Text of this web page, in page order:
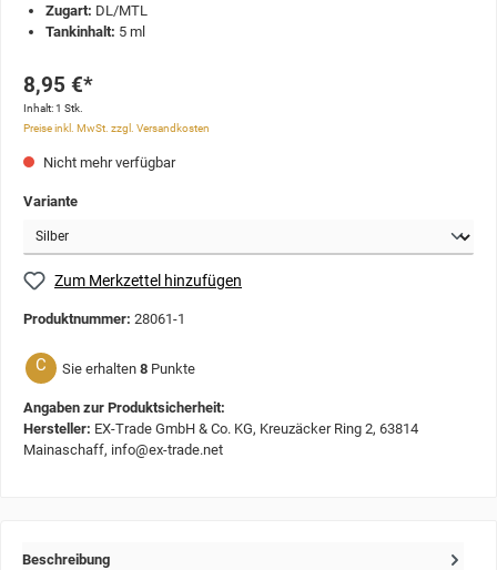
Zugart: DL/MTL
Tankinhalt: 5 ml
8,95 €*
Inhalt:1 Stk.
Preise inkl. MwSt. zzgl. Versandkosten
Nicht mehr verfügbar
Variante
Zum Merkzettel hinzufügen
Produktnummer: 28061-1
C Sie erhalten 8 Punkte
Angaben zur Produktsicherheit:
Hersteller: EX-Trade GmbH & Co. KG, Kreuzäcker Ring 2, 63814
Mainaschaff, info@ex-trade.net
Beschreibung